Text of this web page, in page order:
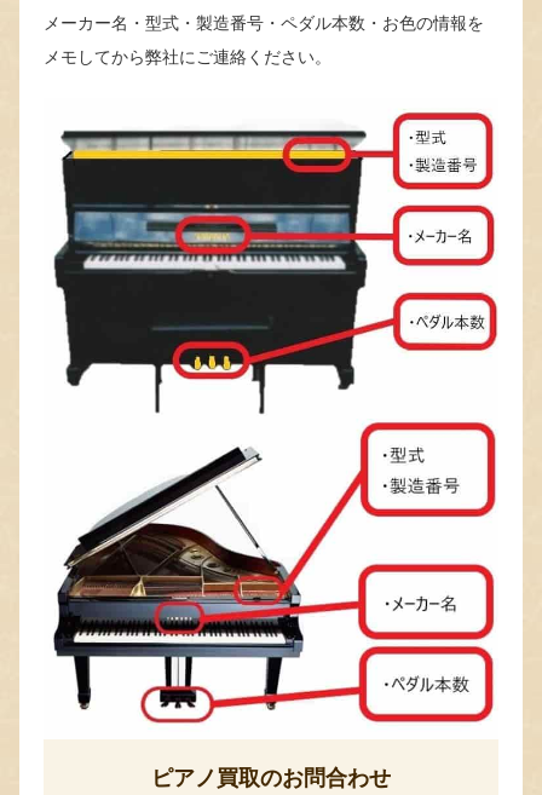
メーカー名・型式・製造番号・ペダル本数・お色の情報を
メモしてから弊社にご連絡ください。
ピアノ買取のお問合わせ